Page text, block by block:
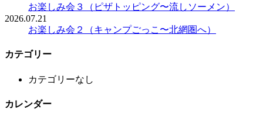
お楽しみ会３（ピザトッピング〜流しソーメン）
2026.07.21
お楽しみ会２（キャンプごっこ〜北網圏へ）
カテゴリー
カテゴリーなし
カレンダー